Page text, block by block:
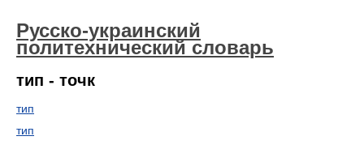
Русско-украинский
политехнический словарь
тип - точк
тип
тип